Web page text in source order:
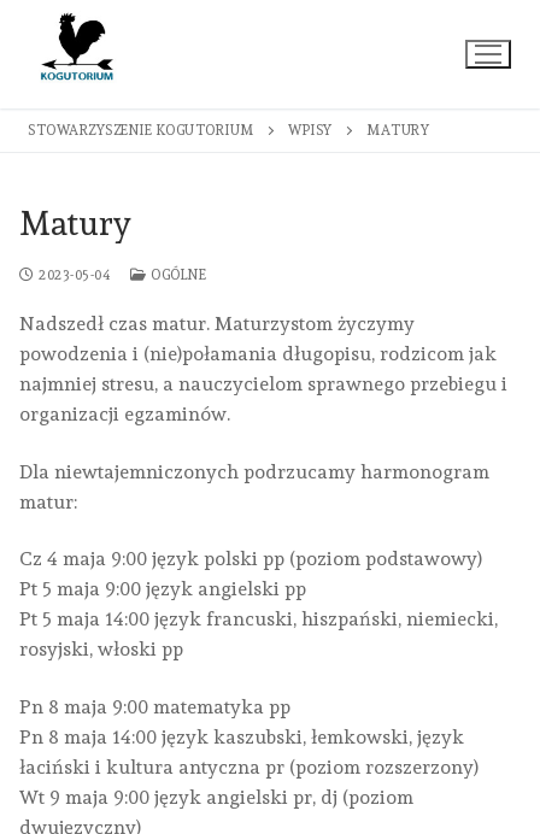
Przejdź
treści
STOWARZYSZENIE KOGUTORIUM WPISY MATURY
Matury
2023-05-04 OGÓLNE
Nadszedł czas matur. Maturzystom życzymy
powodzenia i (nie)połamania długopisu, rodzicom jak
najmniej stresu, a nauczycielom sprawnego przebiegu i
organizacji egzaminów.
Dla niewtajemniczonych podrzucamy harmonogram
matur:
Cz 4 maja 9:00 język polski pp (poziom podstawowy)
Pt 5 maja 9:00 język angielski pp
Pt 5 maja 14:00 język francuski, hiszpański, niemiecki,
rosyjski, włoski pp
Pn 8 maja 9:00 matematyka pp
Pn 8 maja 14:00 język kaszubski, łemkowski, język
łaciński i kultura antyczna pr (poziom rozszerzony)
Wt 9 maja 9:00 język angielski pr, dj (poziom
dwujęzyczny)